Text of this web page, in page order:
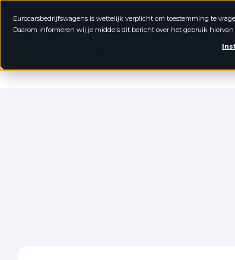
Eurocarsbedrijfswagens is wettelijk verplicht om toestemming te
Daarom informeren wij je middels dit bericht over het gebruik hiervan
4.8 / 5.0
bas